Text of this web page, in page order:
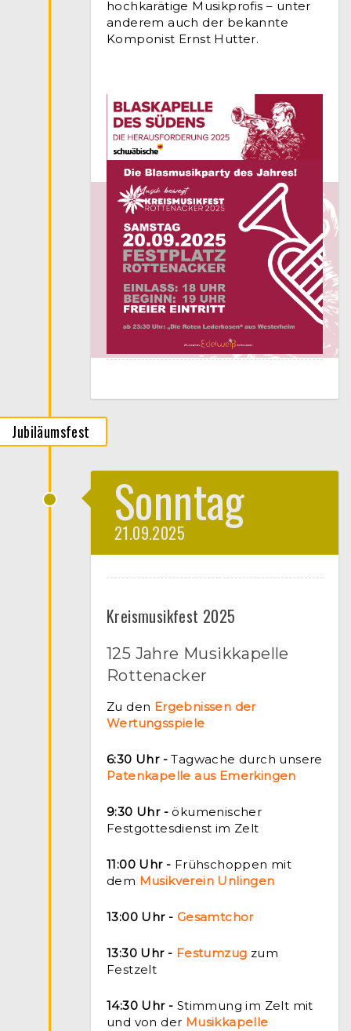
hochkarätige Musikprofis – unter
anderem auch der bekannte
Komponist Ernst Hutter.
Sonntag
21.09.2025
Kreismusikfest 2025
125 Jahre Musikkapelle
Rottenacker
Zu den Ergebnissen der
Wertungsspiele
6:30 Uhr -Tagwache durch unsere
Patenkapelle aus Emerkingen
9:30 Uhr - ökumenischer
Festgottesdienst im Zelt
11:00 Uhr - Frühschoppen mit
dem Musikverein Unlingen
13:00 Uhr - Gesamtchor
13:30 Uhr - Festumzug zum
Festzelt
14:30 Uhr - Stimmung im Zelt mit
und von der Musikkapelle
Jubiläumsfest